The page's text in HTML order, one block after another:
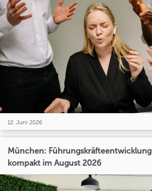
12. Juni 2026
München:
kompakt im August 2026